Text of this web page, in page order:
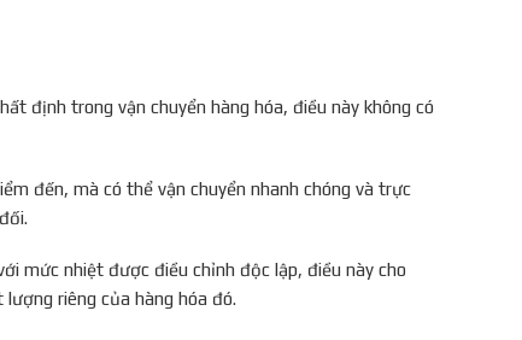
định trong vận chuyển hàng hóa, điều này không có
đến, mà có thể vận chuyển nhanh chóng và trực
mức nhiệt được điều chỉnh độc lập, điều này cho
riêng của hàng hóa đó.